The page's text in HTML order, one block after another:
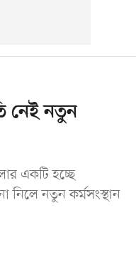
নেই নতুন
একটি হচ্ছে
নিলে নতুন কর্মসংস্থান